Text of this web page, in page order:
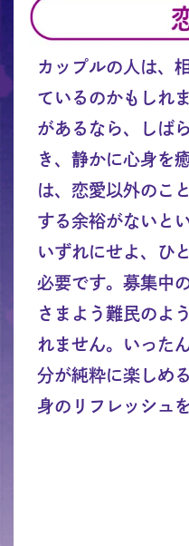
カップルの人は、
ているのかもしれ
があるなら、しば
き、静かに心身を
は、恋愛以外のこ
する余裕がないと
いずれにせよ、ひ
必要です。募集中
さまよう難民のよ
れません。いった
分が純粋に楽しめ
身のリフレッシュ